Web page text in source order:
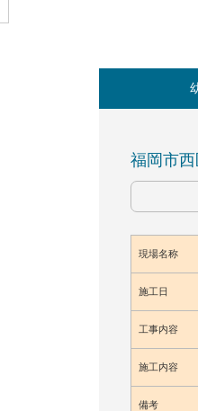
福岡市
現場名称
施工日
工事内容
施工内容
備考